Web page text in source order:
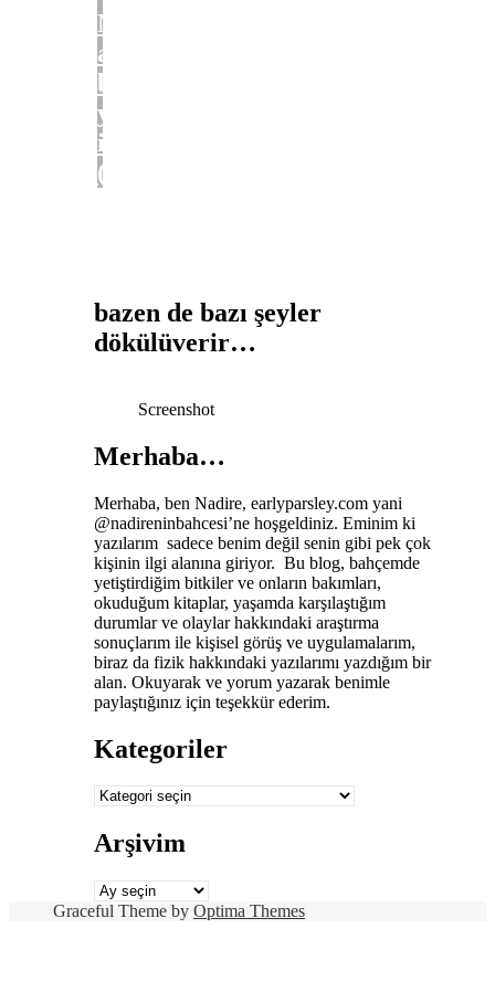
Nisan
ayında
bahçede
yapılacak
işler
(2023)-1:
bazen de bazı şeyler
dökülüverir…
Screenshot
Merhaba…
Merhaba, ben Nadire, earlyparsley.com yani
@nadireninbahcesi’ne hoşgeldiniz. Eminim ki
yazılarım sadece benim değil senin gibi pek çok
kişinin ilgi alanına giriyor. Bu blog, bahçemde
yetiştirdiğim bitkiler ve onların bakımları,
okuduğum kitaplar, yaşamda karşılaştığım
durumlar ve olaylar hakkındaki araştırma
sonuçlarım ile kişisel görüş ve uygulamalarım,
biraz da fizik hakkındaki yazılarımı yazdığım bir
alan. Okuyarak ve yorum yazarak benimle
paylaştığınız için teşekkür ederim.
Kategoriler
Kategoriler
Arşivim
Arşivim
Graceful Theme by Optima Themes